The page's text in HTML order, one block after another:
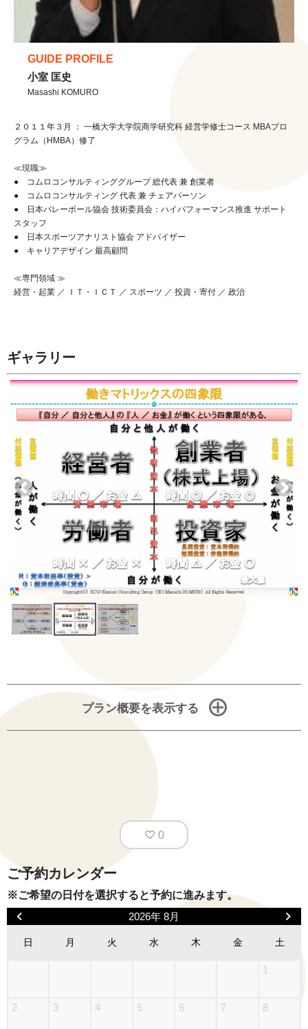
GUIDE PROFILE
小室 匡史
Masashi KOMURO
２０１１年３月 ： 一橋大学大学院商学研究科 経営学修士コース MBAプロ
グラム（HMBA）修了
≪現職≫
● コムロコンサルティンググループ 総代表 兼 創業者
● コムロコンサルティング 代表 兼 チェアパーソン
● 日本バレーボール協会 技術委員会：ハイパフォーマンス推進 サポート
スタッフ
● 日本スポーツアナリスト協会 アドバイザー
● キャリアデザイン 最高顧問
≪専門領域 ≫
経営・起業 ／ ＩＴ・ＩＣＴ ／ スポーツ ／ 投資・寄付 ／ 政治
ギャラリー
プラン概要を表示する
0
ご予約カレンダー
※ご希望の日付を選択すると予約に進みます。
2026年 8月
日 月 火 水 木 金 土
1
2 3 4 5 6 7 8